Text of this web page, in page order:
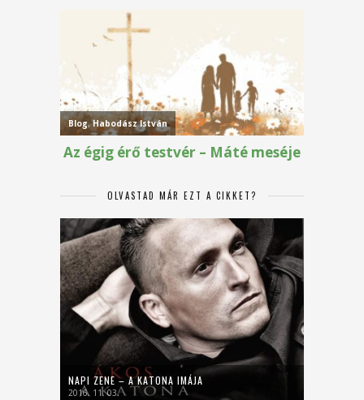
OLVASTAD MÁR EZT A CIKKET?
NAPI ZENE – A KATONA IMÁJA
2016. 11. 03.